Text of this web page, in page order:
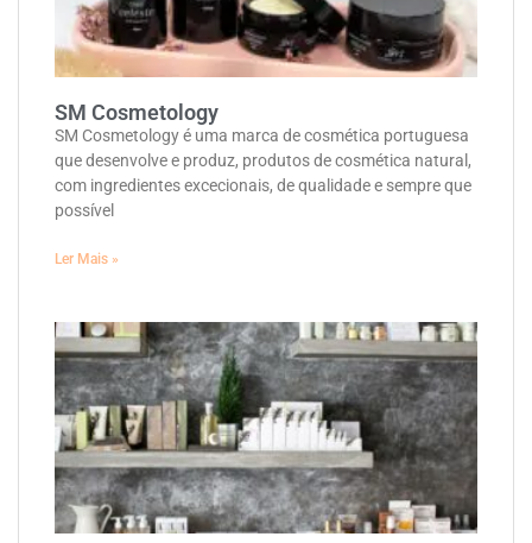
SM Cosmetology
SM Cosmetology é uma marca de cosmética portuguesa
que desenvolve e produz, produtos de cosmética natural,
com ingredientes excecionais, de qualidade e sempre que
possível
Ler Mais »